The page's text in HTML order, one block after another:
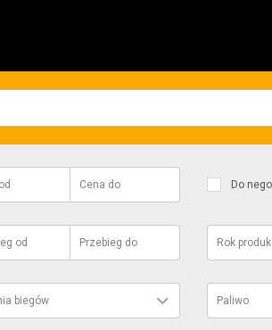
od Cena do Do
od Przebieg do Rok
biegów Paliwo